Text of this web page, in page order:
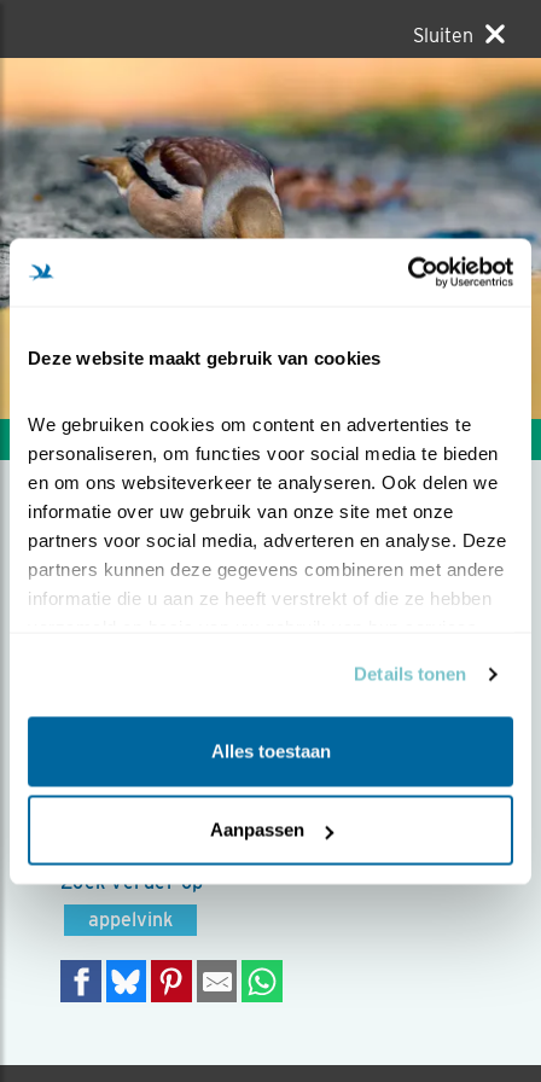
Deze website maakt gebruik van cookies
We gebruiken cookies om content en advertenties te
personaliseren, om functies voor social media te bieden
en om ons websiteverkeer te analyseren. Ook delen we
informatie over uw gebruik van onze site met onze
partners voor social media, adverteren en analyse. Deze
partners kunnen deze gegevens combineren met andere
informatie die u aan ze heeft verstrekt of die ze hebben
Details tonen
Alles toestaan
Aanpassen
Sluiten
Volgende foto
OCHTENDGOUD
Door Chris Bruinstroop | Geplaatst op zaterdag 22
Vanuit de schuilhut voor een waterpoeltje. De
maar dit moment waarbij de zon het water
verlichte terwijl de Appelvink dronk was
bijzonder.
Foto genomen in: Rijs Friesland
Zoek verder op
appelvink